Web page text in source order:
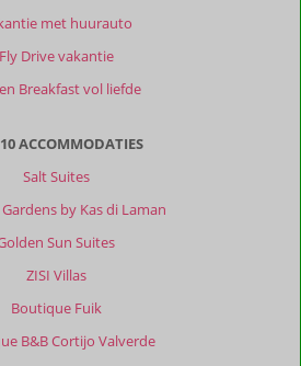
met huurauto
Fly Drive vakantie
Breakfast vol liefde
ACCOMMODATIES
Salt Suites
by Kas di Laman
Sun Suites
ZISI Villas
Boutique Fuik
B&B Cortijo Valverde